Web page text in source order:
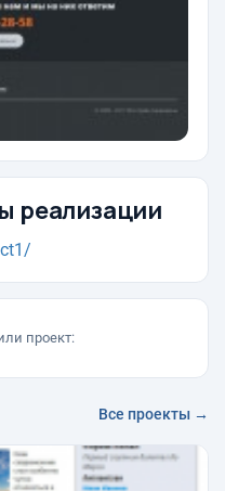
реализации
проект:
Все проекты →